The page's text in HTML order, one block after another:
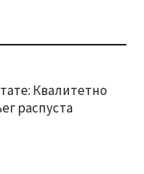
Квалитетно
распуста